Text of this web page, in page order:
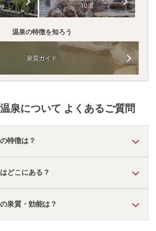
10選
温泉の特徴を知ろう
泉質ガイド
泉について よくあるご質問
特徴は？
はとろとろ・さらさら
・落ち着いた」
どこにある？
は、福島県いわき市常磐湯本町
、湯本ICから車で約10分。
泉質・効能は？